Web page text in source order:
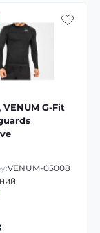
G-Fit
VENUM-05008